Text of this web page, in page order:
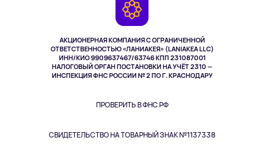
АКЦИОНЕРНАЯ КОМПАНИЯ С ОГРАНИЧЕННОЙ
ОТВЕТСТВЕННОСТЬЮ «ЛАНИАКЕЯ» (LANIAKEA LLC)
ИНН/КИО 9909637467/63746 КПП 231087001
НАЛОГОВЫЙ ОРГАН ПОСТАНОВКИ НА УЧЁТ 2310 —
ИНСПЕКЦИЯ ФНС РОССИИ № 2 ПО Г. КРАСНОДАРУ
ПРОВЕРИТЬ В ФНС РФ
СВИДЕТЕЛЬСТВО НА ТОВАРНЫЙ ЗНАК №1137338
Одежда и аксессуары